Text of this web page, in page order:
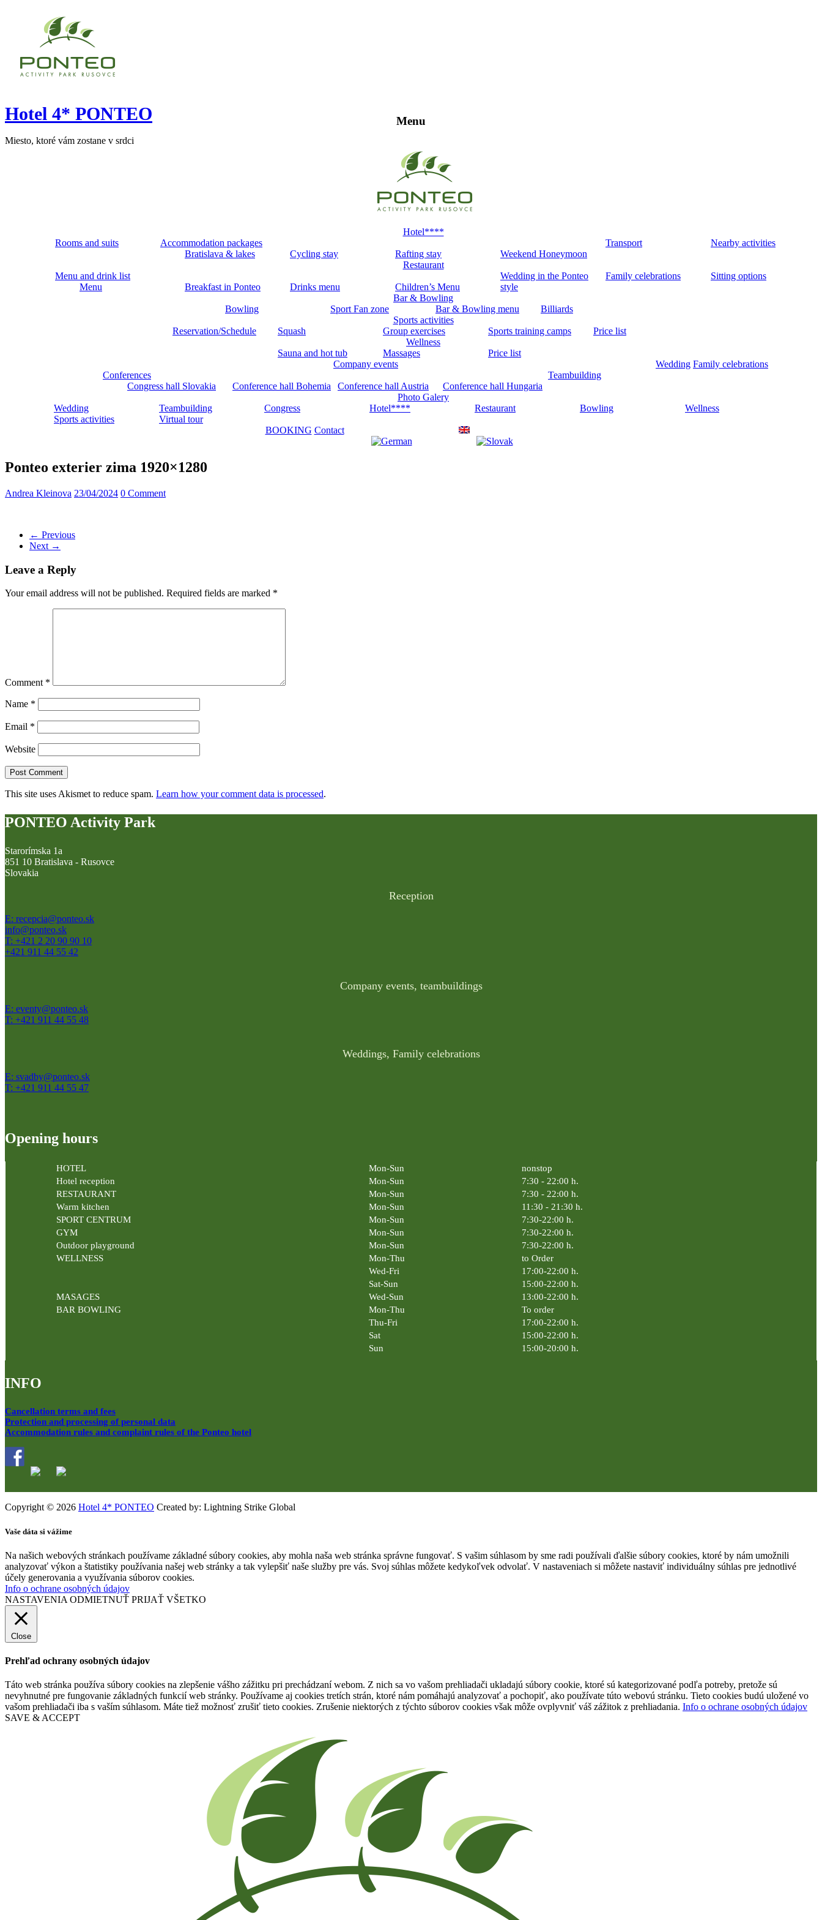
Hotel 4* PONTEO
Miesto, ktoré vám zostane v srdci
Menu
Hotel****
Rooms and suits
Accommodation packages
Bratislava & lakes
Cycling stay Rafting stay Weekend Honeymoon
Transport Nearby activities
Restaurant
Menu and drink list
Menu
Breakfast in Ponteo Drinks menu Children’s Menu
Wedding in the Ponteo
style
Family celebrations Sitting options
Bar & Bowling
Bowling
Sport Fan zone Bar & Bowling menu
Billiards
Sports activities
Reservation/Schedule
Squash Group exercises Sports training camps
Price list
Wellness
Sauna and hot tub
Massages
Price list
Company events
Conferences
Congress hall Slovakia
Conference hall Bohemia Conference hall Austria Conference hall Hungaria
Teambuilding
Wedding Family celebrations
Photo Galery
Wedding
Teambuilding Congress Hotel**** Restaurant Bowling
Wellness
Sports activities
Virtual tour
BOOKING Contact
Ponteo exterier zima 1920×1280
Andrea Kleinova 23/04/2024 0 Comment
← Previous
Next →
Leave a Reply
Your email address will not be published. Required fields are marked *
Comment *
Name *
Email *
Website
This site uses Akismet to reduce spam. Learn how your comment data is processed.
PONTEO Activity Park
Starorímska 1a
851 10 Bratislava - Rusovce
Slovakia
Reception
E: recepcia@ponteo.sk
info@ponteo.sk
T: +421 2 20 90 90 10
+421 911 44 55 42
Company events, teambuildings
E: eventy@ponteo.sk
T: +421 911 44 55 48
Weddings, Family celebrations
E: svadby@ponteo.sk
T: +421 911 44 55 47
Opening hours
HOTEL Mon-Sun
nonstop
Hotel reception
Mon-Sun
7:30 - 22:00 h.
RESTAURANT
Mon-Sun
7:30 - 22:00 h.
Warm kitchen
Mon-Sun
11:30 - 21:30 h.
SPORT CENTRUM
Mon-Sun
7:30-22:00 h.
GYM
Mon-Sun
7:30-22:00 h.
Outdoor playground
Mon-Sun
7:30-22:00 h.
WELLNESS
Mon-Thu
to Order
Wed-Fri
17:00-22:00 h.
Sat-Sun
15:00-22:00 h.
MASAGES
Wed-Sun
13:00-22:00 h.
BAR BOWLING
Mon-Thu
To order
Thu-Fri
17:00-22:00 h.
Sat
15:00-22:00 h.
Sun
15:00-20:00 h.
INFO
Cancellation terms and fees
Protection and processing of personal data
Accommodation rules and complaint rules of the Ponteo hotel
Copyright © 2026 Hotel 4* PONTEO Created by: Lightning Strike Global
Vaše dáta si vážime
Na našich webových stránkach používame základné súbory cookies, aby mohla naša web stránka správne fungovať. S vašim súhlasom by sme radi používali ďalšie súbory cookies, ktoré by nám umožnili
analyzovať výkon a štatistiky používania našej web stránky a tak vylepšiť naše služby pre vás. Svoj súhlas môžete kedykoľvek odvolať. V nastaveniach si môžete nastaviť individuálny súhlas pre jednotlivé
účely generovania a využívania súborov cookies.
Info o ochrane osobných údajov
NASTAVENIA ODMIETNUŤ PRIJAŤ VŠETKO
Close
Prehľad ochrany osobných údajov
Táto web stránka používa súbory cookies na zlepšenie vášho zážitku pri prechádzaní webom. Z nich sa vo vašom prehliadači ukladajú súbory cookie, ktoré sú kategorizované podľa potreby, pretože sú
nevyhnutné pre fungovanie základných funkcií web stránky. Používame aj cookies tretích strán, ktoré nám pomáhajú analyzovať a pochopiť, ako používate túto webovú stránku. Tieto cookies budú uložené vo
vašom prehliadači iba s vaším súhlasom. Máte tiež možnosť zrušiť tieto cookies. Zrušenie niektorých z týchto súborov cookies však môže ovplyvniť váš zážitok z prehliadania. Info o ochrane osobných údajov
SAVE & ACCEPT